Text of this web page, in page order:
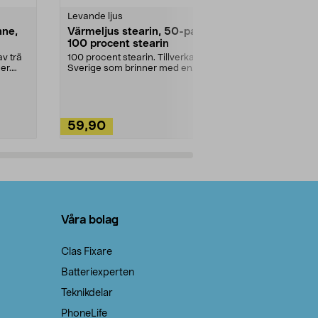
trä
Levande ljus
Värmeljus stearin, 50-pack,
100 procent stearin
100 procent stearin. Tillverkade i
Sverige som brinner med en
59,90
Våra bolag
Clas Fixare
Batteriexperten
Teknikdelar
PhoneLife